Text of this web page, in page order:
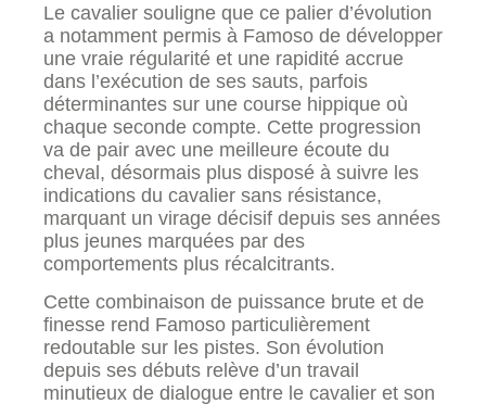
Le cavalier souligne que ce palier d’évolution
a notamment permis à Famoso de développer
une vraie régularité et une rapidité accrue
dans l’exécution de ses sauts, parfois
déterminantes sur une course hippique où
chaque seconde compte. Cette progression
va de pair avec une meilleure écoute du
cheval, désormais plus disposé à suivre les
indications du cavalier sans résistance,
marquant un virage décisif depuis ses années
plus jeunes marquées par des
comportements plus récalcitrants.
Cette combinaison de puissance brute et de
finesse rend Famoso particulièrement
redoutable sur les pistes. Son évolution
depuis ses débuts relève d’un travail
minutieux de dialogue entre le cavalier et son